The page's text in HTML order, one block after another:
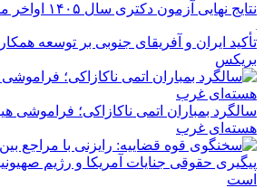
نتایج نهایی آزمون دکتری سال ۱۴۰۵ اواخر مرداد اعلام می‌شود
تأکید ایران و آفریقای جنوبی بر توسعه
بریکس
سالگرد بمباران اتمی ناکازاکی؛ فراموشی
هسته‌ای غرب